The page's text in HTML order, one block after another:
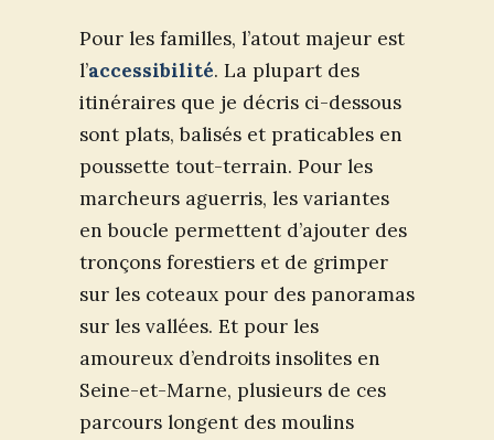
Pour les familles, l’atout majeur est
l’accessibilité. La plupart des
itinéraires que je décris ci-dessous
sont plats, balisés et praticables en
poussette tout-terrain. Pour les
marcheurs aguerris, les variantes
en boucle permettent d’ajouter des
tronçons forestiers et de grimper
sur les coteaux pour des panoramas
sur les vallées. Et pour les
amoureux d’endroits insolites en
Seine-et-Marne, plusieurs de ces
parcours longent des moulins